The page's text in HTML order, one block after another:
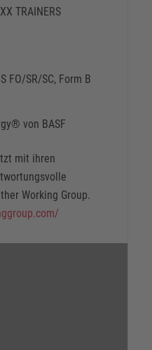
TRAINERS
FO/SR/SC, Form B
von BASF
mit ihren
Working Group.